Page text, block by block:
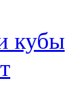
кубы